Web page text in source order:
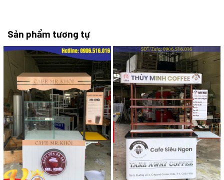
Sản phẩm tương tự